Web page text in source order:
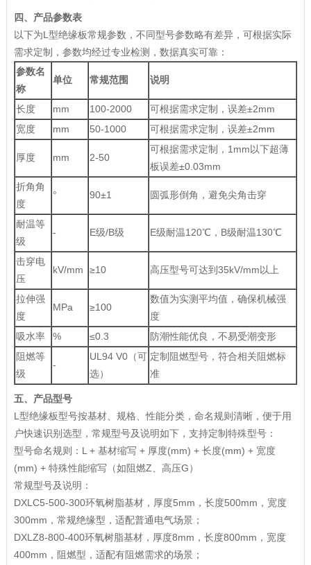
四、产品参数表
以下为L型绝缘板常规参数，不同型号参数略有差异，可根据实际
需求定制，参数均经过专业检测，数据真实可靠：
参数名
称
单位 常规范围 说明
长度 mm 100-2000
可根据需求定制，误差±2mm
宽度
mm 50-1000 可根据需求定制，误差±2mm
厚度 mm 2-50
可根据需求定制，1mm以下超薄
板误差±0.03mm
折角角
度
° 90±1 圆弧形倒角，避免尖角击穿
耐温等
级
- E级/B级 E级耐温120℃，B级耐温130℃
击穿电
压
kV/mm ≥10 高压型号可达到35kV/mm以上
拉伸强
度
MPa ≥100
数值为实测平均值，确保机械强
度
吸水率
% ≤0.3
防潮性能优良，不易受潮变形
阻燃等
级
-
UL94 V0（可
选）
定制阻燃型号，符合相关阻燃标
准
五、产品型号
L型绝缘板型号按基材、规格、性能分类，命名规则清晰，便于用
户快速识别选型，常规型号及说明如下，支持定制特殊型号：
型号命名规则：L + 基材缩写 + 厚度(mm) + 长度(mm) + 宽度
(mm) + 特殊性能缩写（如阻燃Z、高压G）
常规型号及说明：
DXLC5-500-300环氧树脂基材，厚度5mm，长度500mm，宽度
300mm，常规绝缘型，适配普通电气场景；
DXLZ8-800-400环氧树脂基材，厚度8mm，长度800mm，宽度
400mm，阻燃型，适配有阻燃需求的场景；